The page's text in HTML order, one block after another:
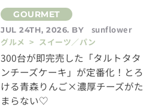
JUL 24TH, 2026. BY
sunflower
グルメ > スイーツ／パン
300台が即完売した「タルトタタ
ンチーズケーキ」が定番化！とろ
ける青森りんご×濃厚チーズがた
まらない♡